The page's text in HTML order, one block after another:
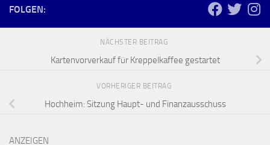
FOLGEN:
NÄCHSTER BEITRAG
Kartenvorverkauf für Kreppelkaffee gestartet
VORHERIGER BEITRAG
Hochheim: Sitzung Haupt- und Finanzausschuss
ANZEIGEN